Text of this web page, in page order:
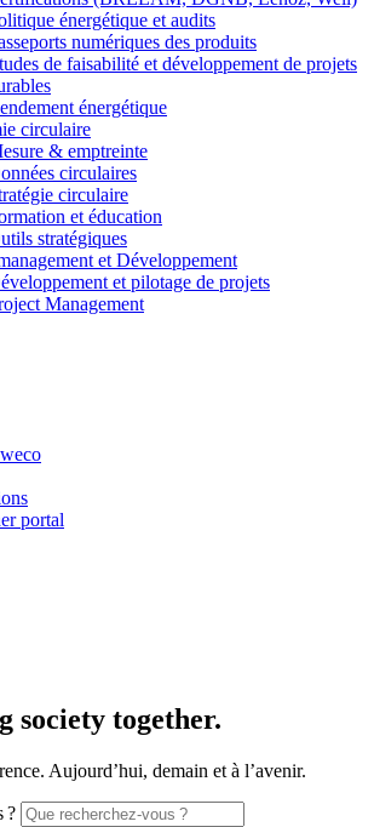
énergétique et audits
numériques des produits
de faisabilité et développement de projets
énergétique
circulaire
& emptreinte
circulaires
circulaire
et éducation
stratégiques
et Développement
et pilotage de projets
Management
portal
society together.
Aujourd’hui, demain et à l’avenir.
?